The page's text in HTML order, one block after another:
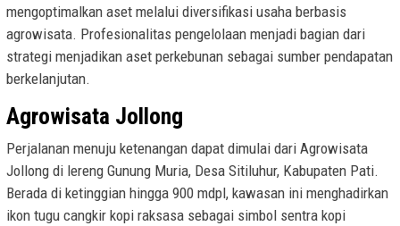
mengoptimalkan aset melalui diversifikasi usaha berbasis
agrowisata. Profesionalitas pengelolaan menjadi bagian dari
strategi menjadikan aset perkebunan sebagai sumber pendapatan
berkelanjutan.
Agrowisata Jollong
Perjalanan menuju ketenangan dapat dimulai dari Agrowisata
Jollong di lereng Gunung Muria, Desa Sitiluhur, Kabupaten Pati.
Berada di ketinggian hingga 900 mdpl, kawasan ini menghadirkan
ikon tugu cangkir kopi raksasa sebagai simbol sentra kopi